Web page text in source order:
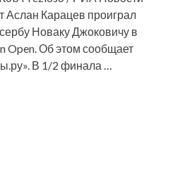
Аслан Карацев проиграл
Новаку Джоковичу в
Open. Об этом сообщает
В 1/2 финала …